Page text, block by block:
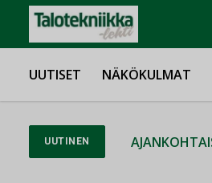
UUTISET NÄKÖKULMAT
UUTINEN